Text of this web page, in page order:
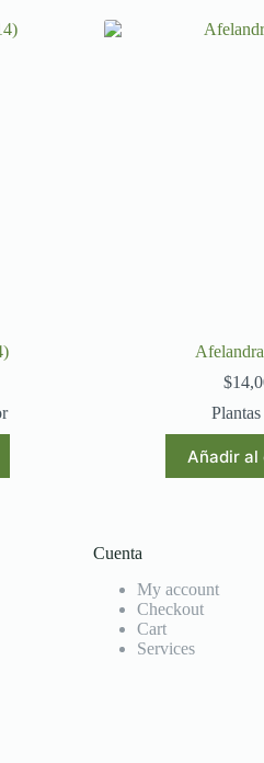
$
Añadir
Cuenta
My account
Checkout
Cart
Services